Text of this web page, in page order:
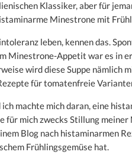
Klassiker, aber für
Minestrone mit
leben, kennen das.
Minestrone-Appetit war es in
wird diese Suppe nämlich
für tomatenfreie
machte mich daran, eine
für mich zwecks Stillung
Blog nach histaminarmen
Frühlingsgemüse hat.